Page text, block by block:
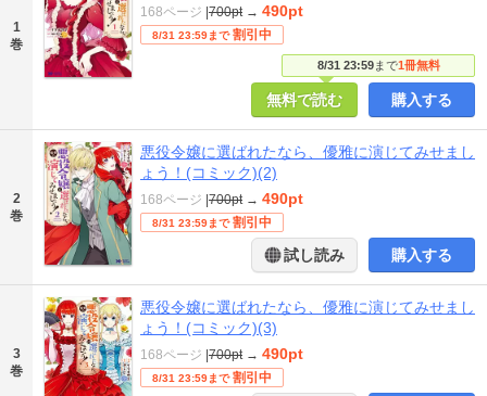
1
巻
8/31 23:59まで1冊無料
168ページ |700pt → 490pt
8/31 23:59まで 割引中
無料で読む 購入する
2
巻
悪役令嬢に選ばれたなら、優雅に演じてみせまし
ょう！(コミック)(2)
168ページ |700pt → 490pt
8/31 23:59まで 割引中
試し読み 購入する
3
巻
悪役令嬢に選ばれたなら、優雅に演じてみせまし
ょう！(コミック)(3)
168ページ |700pt → 490pt
8/31 23:59まで 割引中